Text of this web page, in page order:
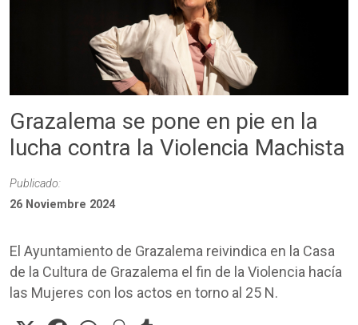
Grazalema se pone en pie en la
lucha contra la Violencia Machista
Publicado:
26 Noviembre 2024
El Ayuntamiento de Grazalema reivindica en la Casa
de la Cultura de Grazalema el fin de la Violencia hacía
las Mujeres con los actos en torno al 25 N.